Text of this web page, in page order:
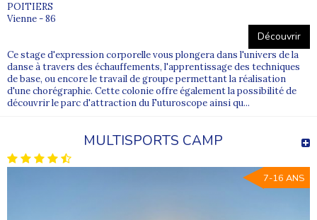
POITIERS
Vienne - 86
Découvrir
Ce stage d'expression corporelle vous plongera dans l'univers de la
danse à travers des échauffements, l'apprentissage des techniques
de base, ou encore le travail de groupe permettant la réalisation
d'une chorégraphie. Cette colonie offre également la possibilité de
découvrir le parc d'attraction du Futuroscope ainsi qu...
MULTISPORTS CAMP
7-16 ANS